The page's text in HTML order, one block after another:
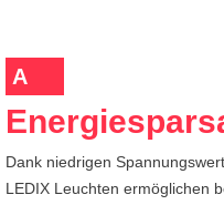
A
Dank niedrigen
LEDIX Leuchten ermöglichen